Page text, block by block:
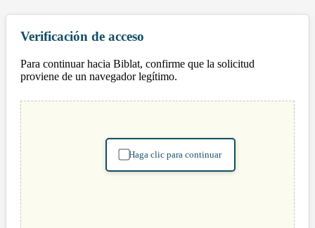
Verificación de acceso
Para continuar hacia Biblat, confirme que la solicitud
proviene de un navegador legítimo.
Haga clic para continuar